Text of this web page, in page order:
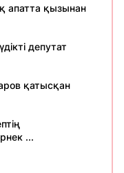
апатта қызынан
депутат
қатысқан
...